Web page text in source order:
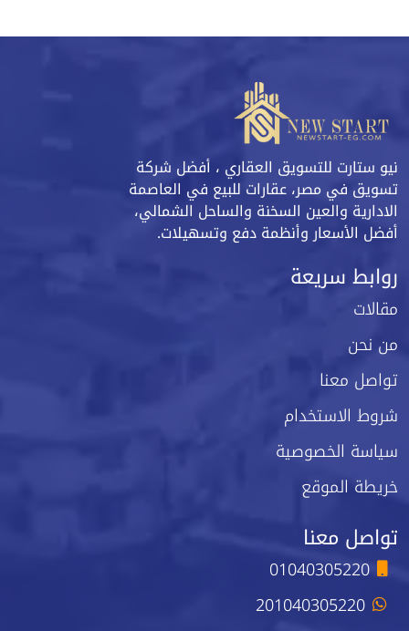
نيو ستارت للتسويق العقاري ، أفضل شركة
تسويق في مصر، عقارات للبيع في العاصمة
الادارية والعين السخنة والساحل الشمالي،
أفضل الأسعار وأنظمة دفع وتسهيلات.
روابط سريعة
مقالات
من نحن
تواصل معنا
شروط الاستخدام
سياسة الخصوصية
خريطة الموقع
تواصل معنا
01040305220
201040305220